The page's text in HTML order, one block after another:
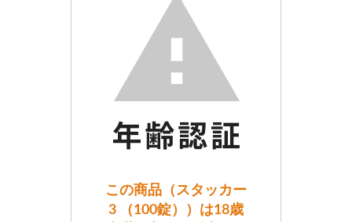
この商品（スタッカー
3 （100錠））は18歳